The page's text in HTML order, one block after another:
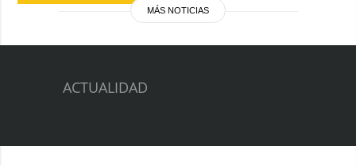
MÁS NOTICIAS
ACTUALIDAD